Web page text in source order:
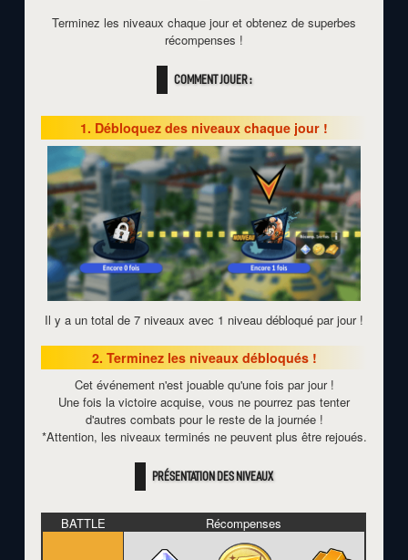
Terminez les niveaux chaque jour et obtenez de superbes
récompenses !
COMMENT JOUER :
1. Débloquez des niveaux chaque jour !
Il y a un total de 7 niveaux avec 1 niveau débloqué par jour !
2. Terminez les niveaux débloqués !
Cet événement n'est jouable qu'une fois par jour !
Une fois la victoire acquise, vous ne pourrez pas tenter
d'autres combats pour le reste de la journée !
*Attention, les niveaux terminés ne peuvent plus être rejoués.
PRÉSENTATION DES NIVEAUX
BATTLE Récompenses